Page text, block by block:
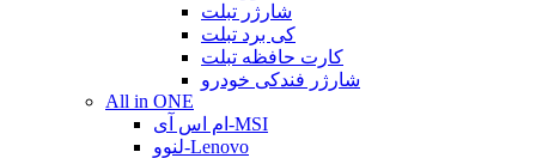
شارژر تبلت
کی برد تبلت
کارت حافظه تبلت
شارژر فندکی خودرو
All in ONE
ام اس آی-MSI
لنوو-Lenovo